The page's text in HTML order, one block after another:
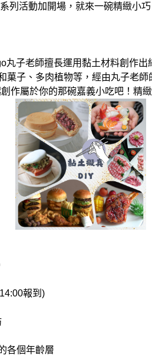
列活動加開場，就來一碗精緻小
丸子老師擅長運用黏土材料創作出
菓子、多肉植物等，經由丸子老
作屬於你的那碗嘉義小吃吧！精
報到)
各個年齡層